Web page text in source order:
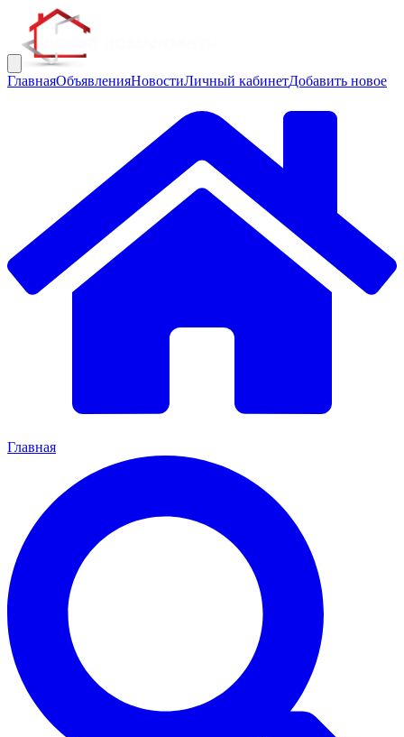
ГлавнаяОбъявленияНовостиЛичный кабинетДобавить новое
Главная